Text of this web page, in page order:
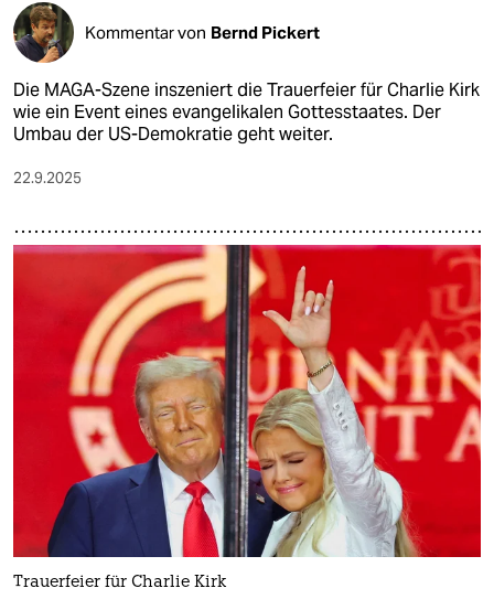
Kommentar von Bernd Pickert
Die MAGA-Szene inszeniert die Trauerfeier für Charlie Kirk
wie ein Event eines evangelikalen Gottesstaates. Der
Umbau der US-Demokratie geht weiter.
22.9.2025
Trauerfeier für Charlie Kirk